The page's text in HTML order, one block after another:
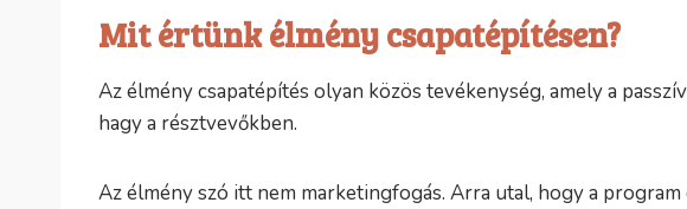
Mit értünk élmény csapatépítésen?
Az élmény csapatépítés olyan közös tevékenység, amely a
hagy a résztvevőkben.
Az élmény szó itt nem marketingfogás. Arra utal, hogy a